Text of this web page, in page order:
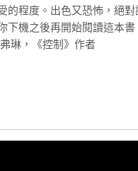
的程度。出色又恐怖，絕
下機之後再開始閱讀這本書
琳，《控制》作者
是一本充滿原創性、讓人
曼令人不寒而慄的小說，
悚小說。